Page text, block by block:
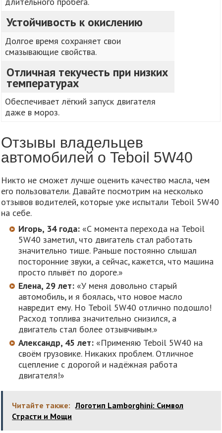
Устойчивость к окислению
Долгое время сохраняет свои
смазывающие свойства.
Отличная текучесть при низких
температурах
Обеспечивает лёгкий запуск двигателя
даже в мороз.
Отзывы владельцев
автомобилей о Teboil 5W40
Никто не сможет лучше оценить качество масла, чем
его пользователи. Давайте посмотрим на несколько
отзывов водителей, которые уже испытали Teboil 5W40
на себе.
Игорь, 34 года: «С момента перехода на Teboil
5W40 заметил, что двигатель стал работать
значительно тише. Раньше постоянно слышал
посторонние звуки, а сейчас, кажется, что машина
просто плывёт по дороге.»
Елена, 29 лет: «У меня довольно старый
автомобиль, и я боялась, что новое масло
навредит ему. Но Teboil 5W40 отлично подошло!
Расход топлива значительно снизился, а
двигатель стал более отзывчивым.»
Александр, 45 лет: «Применяю Teboil 5W40 на
своём грузовике. Никаких проблем. Отличное
сцепление с дорогой и надёжная работа
двигателя!»
Читайте также: Логотип Lamborghini: Символ
Страсти и Мощи